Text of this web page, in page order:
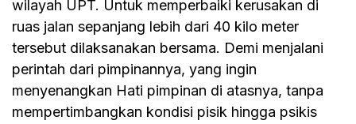
wilayah UPT. Untuk memperbaiki kerusakan di
ruas jalan sepanjang lebih dari 40 kilo meter
tersebut dilaksanakan bersama. Demi menjalani
perintah dari pimpinannya, yang ingin
menyenangkan Hati pimpinan di atasnya, tanpa
mempertimbangkan kondisi pisik hingga psikis